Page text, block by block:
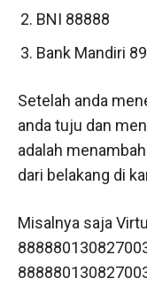
BNI 88888
Bank Mandiri
Setelah anda
anda tuju dan
adalah
dari belakang di
Misalnya saja